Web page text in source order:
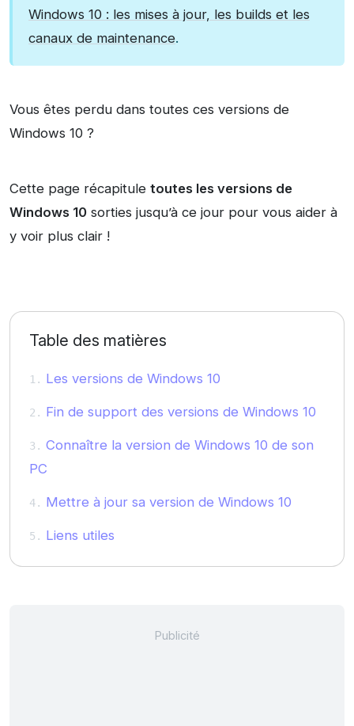
Windows 10 : les mises à jour, les builds et les
canaux de maintenance.
Vous êtes perdu dans toutes ces versions de
Windows 10 ?
Cette page récapitule toutes les versions de
Windows 10 sorties jusqu’à ce jour pour vous aider à
y voir plus clair !
Table des matières
Les versions de Windows 10
Fin de support des versions de Windows 10
Connaître la version de Windows 10 de son
PC
Mettre à jour sa version de Windows 10
Liens utiles